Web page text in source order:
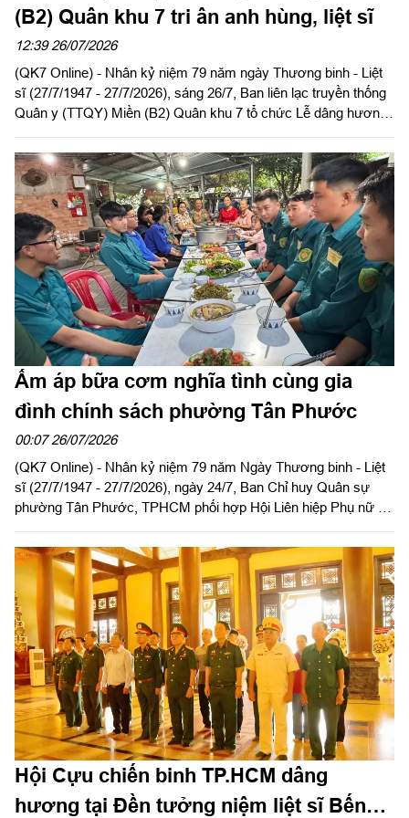
(B2) Quân khu 7 tri ân anh hùng, liệt sĩ
12:39 26/07/2026
(QK7 Online) - Nhân kỷ niệm 79 năm ngày Thương binh - Liệt
sĩ (27/7/1947 - 27/7/2026), sáng 26/7, Ban liên lạc truyền thống
Quân y (TTQY) Miền (B2) Quân khu 7 tổ chức Lễ dâng hương
tích lịch sử Quốc gia địa điểm Căn cứ Cục Hậu cần Quân giải
phóng miền Nam Việt Nam (1973 - 1975), xã Lộc Quang, thành
phố Đồng Nai.
Ấm áp bữa cơm nghĩa tình cùng gia
đình chính sách phường Tân Phước
00:07 26/07/2026
(QK7 Online) - Nhân kỷ niệm 79 năm Ngày Thương binh - Liệt
sĩ (27/7/1947 - 27/7/2026), ngày 24/7, Ban Chỉ huy Quân sự
phường Tân Phước, TPHCM phối hợp Hội Liên hiệp Phụ nữ và
gia đình chính sách trên địa bàn.
Hội Cựu chiến binh TP.HCM dâng
hương tại Đền tưởng niệm liệt sĩ Bến